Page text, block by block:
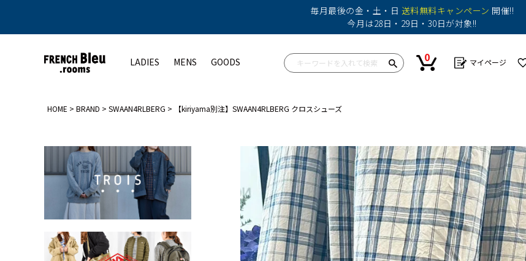
毎月最後の金・土・日 送料無料キャンペーン 開催!!
今月は28日・29日・30日が対象!!
LADIES
アウター
ジャケット
ベスト
その他
トップス
その他
ワンピース
ショートパンツ
パンツ
その他
MENS
アウター トップス
シャツ
ニット
その他
パンツ
その他
GOODS
シューズ
バッグ
その他
0 マイページ
HOME BRAND SWAAN4RLBERG 【kiriyama別注】SWAAN4RLBERG クロスシューズ